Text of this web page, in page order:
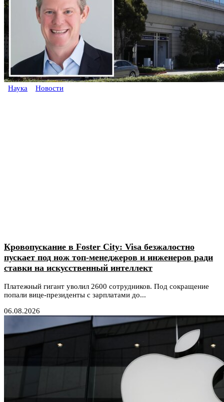
Наука Новости
Кровопускание в Foster City: Visa безжалостно
пускает под нож топ-менеджеров и инженеров ради
ставки на искусственный интеллект
Платежный гигант уволил 2600 сотрудников. Под сокращение
попали вице-президенты с зарплатами до...
06.08.2026